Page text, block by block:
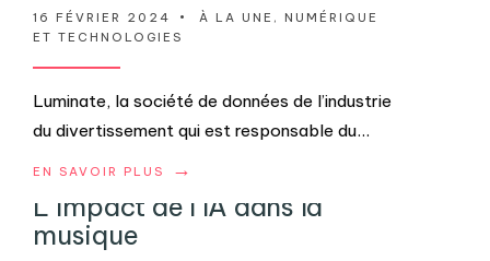
16 FÉVRIER 2024 • À LA UNE , NUMÉRIQUE
ET TECHNOLOGIES
Luminate, la société de données de l’industrie
du divertissement qui est responsable du...
EN SAVOIR PLUS →
L’impact de l’IA dans la
musique